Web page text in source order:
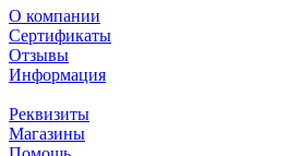
О компании
Сертификаты
Отзывы
Информация
Реквизиты
Магазины